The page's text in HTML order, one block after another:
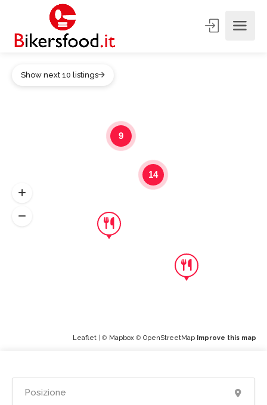
9
14
Leaflet | © Mapbox © OpenStreetMap Improve this map
Show next 10 listings